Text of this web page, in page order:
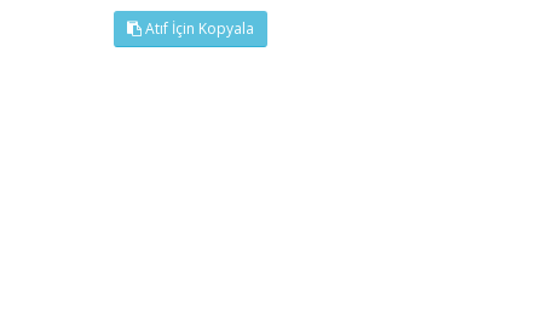
Atıf İçin Kopyala